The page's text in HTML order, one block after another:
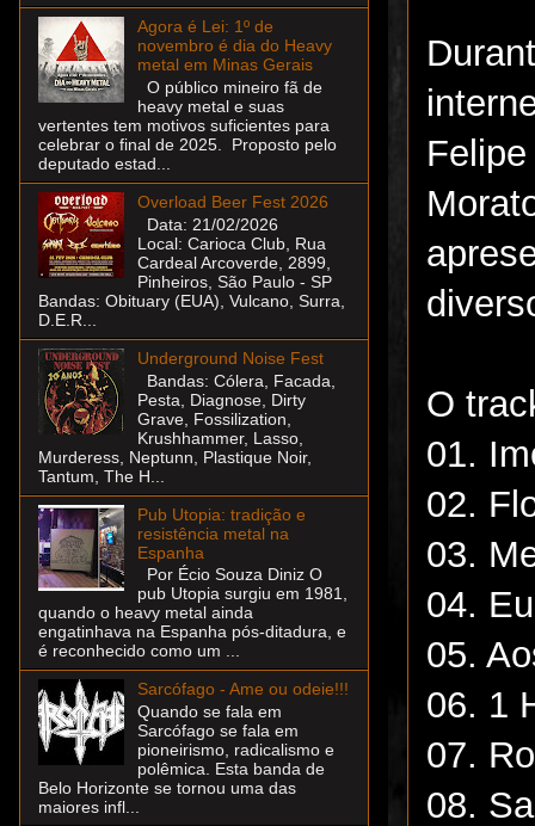
O
01.
02.
03.
04.
05.
06. 1
07.
08.
Agora é Lei: 1º de
novembro é dia do Heavy
metal em Minas Gerais
O público mineiro fã de
heavy metal e suas
vertentes tem motivos suficientes para
celebrar o final de 2025. Proposto pelo
deputado estad...
Overload Beer Fest 2026
Data: 21/02/2026
Local: Carioca Club, Rua
Cardeal Arcoverde, 2899,
Pinheiros, São Paulo - SP
Bandas: Obituary (EUA), Vulcano, Surra,
D.E.R...
Underground Noise Fest
Bandas: Cólera, Facada,
Pesta, Diagnose, Dirty
Grave, Fossilization,
Krushhammer, Lasso,
Murderess, Neptunn, Plastique Noir,
Tantum, The H...
Pub Utopia: tradição e
resistência metal na
Espanha
Por Écio Souza Diniz O
pub Utopia surgiu em 1981,
quando o heavy metal ainda
engatinhava na Espanha pós-ditadura, e
é reconhecido como um ...
Sarcófago - Ame ou odeie!!!
Quando se fala em
Sarcófago se fala em
pioneirismo, radicalismo e
polêmica. Esta banda de
Belo Horizonte se tornou uma das
maiores infl...